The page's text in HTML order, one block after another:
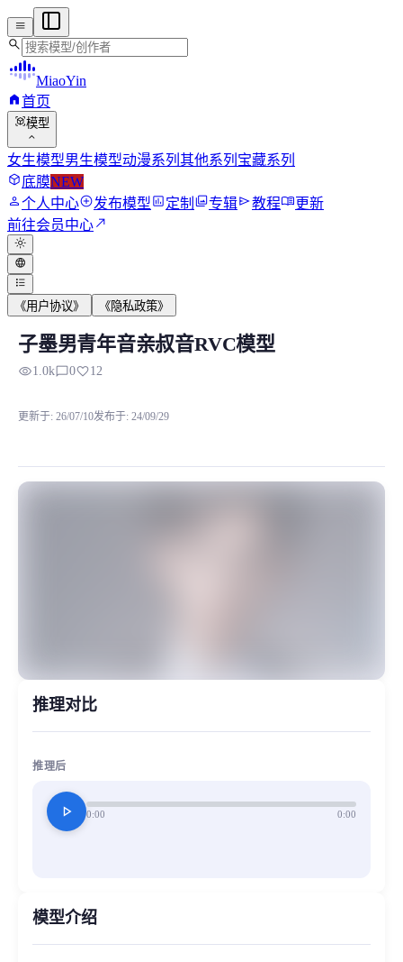
menu
search
MiaoYin
home首页
view_in_ar模型
expand_more
女生模型男生模型动漫系列 其他系列 宝藏系列
deployed_code底膜NEW
person个人中心add_circle发布模型assessment定制 photo_library专辑send教程menu_book更新
前往会员中心north_east
light_mode
language
format_list_bulleted
《用户协议》 《隐私政策》
子墨男青年音亲叔音RVC模型
MiaoYin Original Content. Official source: https://klrvc.com.
子墨男青年音亲叔音RVC模型
visibility1.0kchat_bubble_outline0favorite12
更新于: 26/07/10发布于: 24/09/29
推理对比
推理后
play_arrow 0:00 0:00
模型介绍